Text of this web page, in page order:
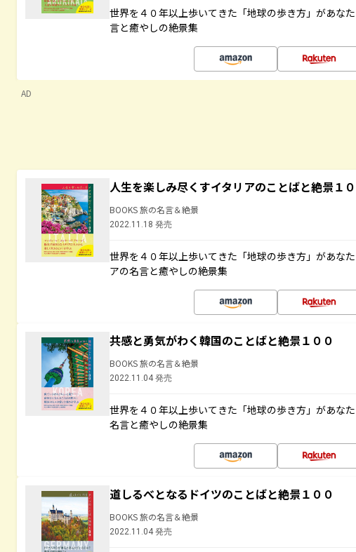
世界を４０年以上歩いてきた「地球の歩き方」があな
言と癒やしの絶景集
AD
人生を楽しみ尽くすイタリアのことばと絶景１
BOOKS 旅の名言＆絶景
2022.11.18 発売
世界を４０年以上歩いてきた「地球の歩き方」があな
アの名言と癒やしの絶景集
共感と勇気がわく韓国のことばと絶景１００
BOOKS 旅の名言＆絶景
2022.11.04 発売
世界を４０年以上歩いてきた「地球の歩き方」があな
名言と癒やしの絶景集
道しるべとなるドイツのことばと絶景１００
BOOKS 旅の名言＆絶景
2022.11.04 発売